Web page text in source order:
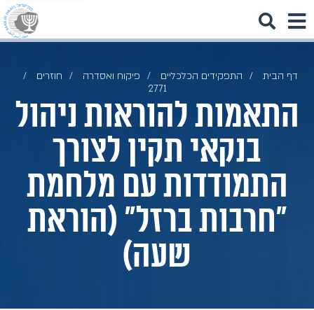
דף הבית התפקידים הכלכליים פיקוח ואסדרה
חוזרים
2771
התאמות להוראות ניהול
בנקאי תקין לצורך
התמודדות עם מלחמת
"חרבות ברזל" (הוראת
שעה)